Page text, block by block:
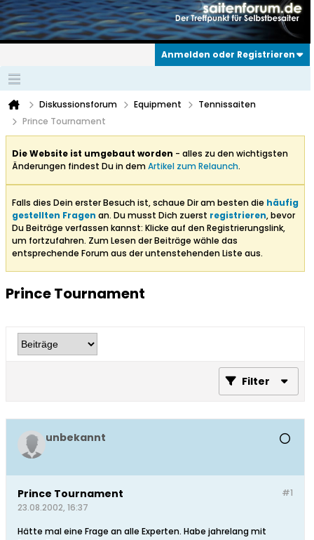
Anmelden oder Registrieren
Diskussionsforum Equipment
Tennissaiten
Prince Tournament
Die Website ist umgebaut worden - alles zu den wichtigsten
Änderungen findest Du in demArtikel zum Relaunch.
Falls dies Dein erster Besuch ist, schaue Dir am besten die häufig
gestellten Fragen an. Du musst Dich zuerst registrieren, bevor
Du Beiträge verfassen kannst: Klicke auf den Registrierungslink,
um fortzufahren. Zum Lesen der Beiträge wähle das
entsprechende Forum aus der untenstehenden Liste aus.
Prince Tournament
Filter
unbekannt
#1
Prince Tournament
23.08.2002, 16:37
Hätte mal eine Frage an alle Experten. Habe jahrelang mit